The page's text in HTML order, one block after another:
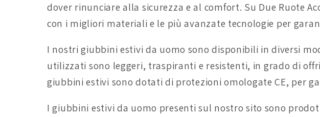
dover rinunciare alla sicurezza e al comfort. Su Due Ruote
con i migliori materiali e le più avanzate tecnologie per
I nostri giubbini estivi da uomo sono disponibili in diversi
utilizzati sono leggeri, traspiranti e resistenti, in grado di
giubbini estivi sono dotati di protezioni omologate CE, per
I giubbini estivi da uomo presenti sul nostro sito sono